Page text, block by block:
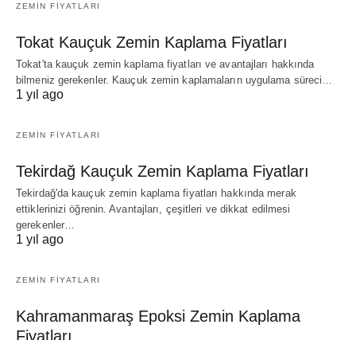
ZEMIN FIYATLARI
Tokat Kauçuk Zemin Kaplama Fiyatları
Tokat'ta kauçuk zemin kaplama fiyatları ve avantajları hakkında
bilmeniz gerekenler. Kauçuk zemin kaplamaların uygulama süreci…
1 yıl ago
ZEMIN FIYATLARI
Tekirdağ Kauçuk Zemin Kaplama Fiyatları
Tekirdağ'da kauçuk zemin kaplama fiyatları hakkında merak
ettiklerinizi öğrenin. Avantajları, çeşitleri ve dikkat edilmesi
gerekenler…
1 yıl ago
ZEMIN FIYATLARI
Kahramanmaraş Epoksi Zemin Kaplama
Fiyatları